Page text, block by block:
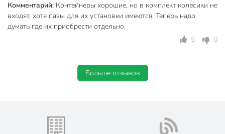
Комментарий: Контейнеры хорошие, но в комплект колесики не
входят, хотя пазы для их установки имеются. Теперь надо
думать где их приобрести отдельно.
5
0
Больше отзывов